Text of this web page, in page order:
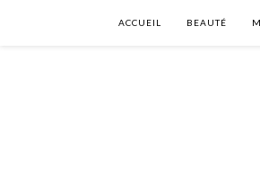
ACCUEIL BEAUTÉ